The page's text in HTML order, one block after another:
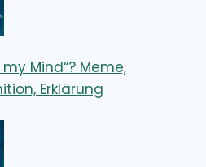
Mind“? Meme,
Erklärung